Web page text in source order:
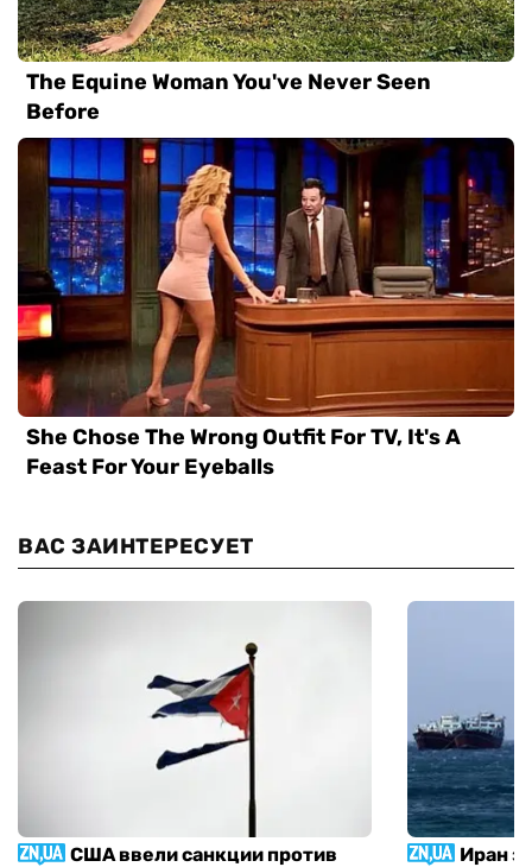
ВАС ЗАИНТЕРЕСУЕТ
США ввели санкции против
Иран